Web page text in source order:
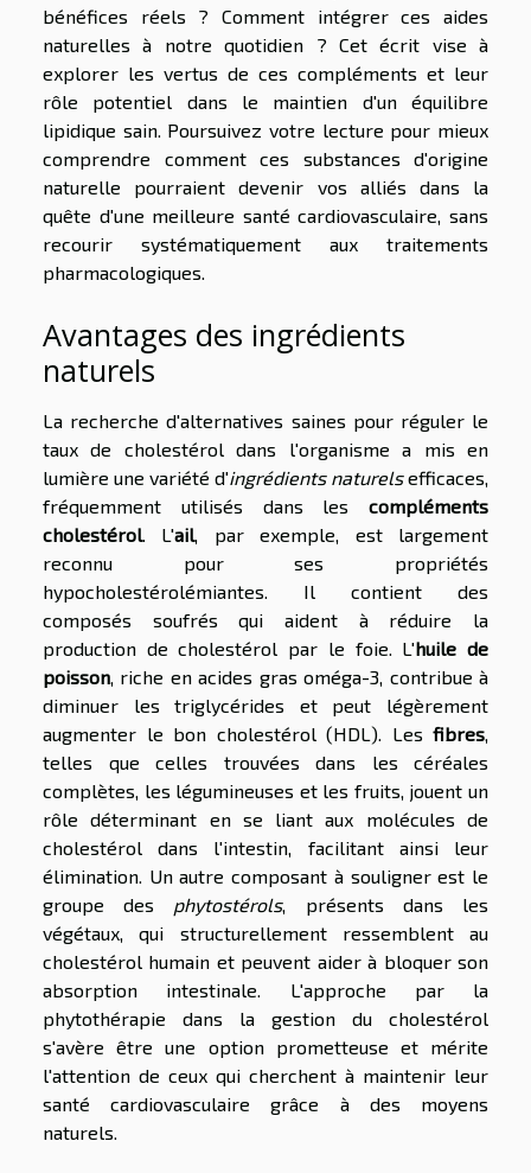
bénéfices réels ? Comment intégrer ces aides
naturelles à notre quotidien ? Cet écrit vise à
explorer les vertus de ces compléments et leur
rôle potentiel dans le maintien d'un équilibre
lipidique sain. Poursuivez votre lecture pour mieux
comprendre comment ces substances d'origine
naturelle pourraient devenir vos alliés dans la
quête d'une meilleure santé cardiovasculaire, sans
recourir systématiquement aux traitements
pharmacologiques.
Avantages des ingrédients
naturels
La recherche d'alternatives saines pour réguler le
taux de cholestérol dans l'organisme a mis en
lumière une variété d'ingrédients naturelsefficaces,
fréquemment utilisés dans les compléments
cholestérol. L'ail, par exemple, est largement
reconnu pour ses propriétés
hypocholestérolémiantes. Il contient des
composés soufrés qui aident à réduire la
production de cholestérol par le foie. L'huile de
poisson, riche en acides gras oméga-3, contribue à
diminuer les triglycérides et peut légèrement
augmenter le bon cholestérol (HDL). Les fibres,
telles que celles trouvées dans les céréales
complètes, les légumineuses et les fruits, jouent un
rôle déterminant en se liant aux molécules de
cholestérol dans l'intestin, facilitant ainsi leur
élimination. Un autre composant à souligner est le
groupe des phytostérols, présents dans les
végétaux, qui structurellement ressemblent au
cholestérol humain et peuvent aider à bloquer son
absorption intestinale. L'approche par la
phytothérapie dans la gestion du cholestérol
s'avère être une option prometteuse et mérite
l'attention de ceux qui cherchent à maintenir leur
santé cardiovasculaire grâce à des moyens
naturels.